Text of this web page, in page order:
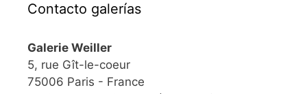
Contacto galerías
Galerie Weiller
5, rue Gît-le-coeur
75006 Paris - France